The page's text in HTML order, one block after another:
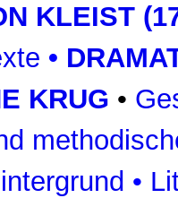
KLEIST
•
KRUG •
•